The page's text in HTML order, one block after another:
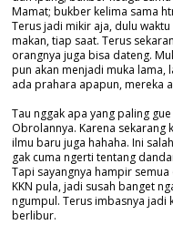
Mamat; bukber kelima sama
Terus jadi mikir aja, dulu
makan, tiap saat. Terus
orangnya juga bisa dateng.
pun akan menjadi muka lama,
ada prahara apapun, mereka
Tau nggak apa yang paling
Obrolannya. Karena
ilmu baru juga hahaha. Ini
gak cuma ngerti tentang
Tapi sayangnya hampir
KKN pula, jadi susah banget
ngumpul. Terus imbasnya jadi
berlibur.